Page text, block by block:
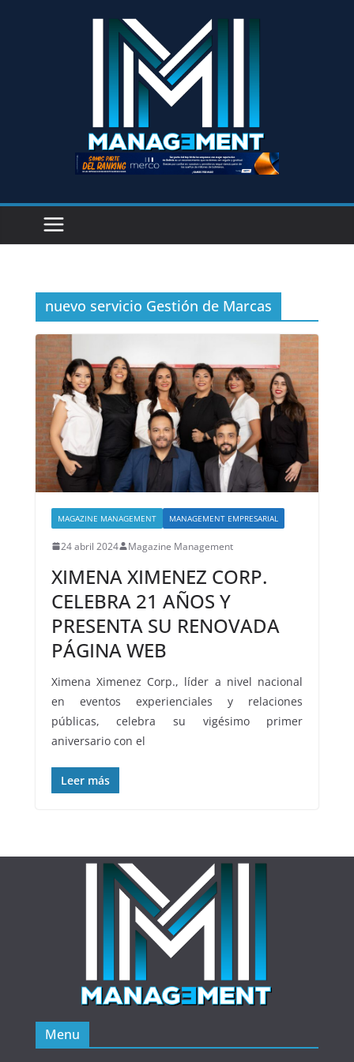
nuevo servicio Gestión de Marcas
MAGAZINE MANAGEMENT MANAGEMENT EMPRESARIAL
24 abril 2024 Magazine Management
XIMENA XIMENEZ CORP.
CELEBRA 21 AÑOS Y
PRESENTA SU RENOVADA
PÁGINA WEB
Ximena Ximenez Corp., líder a nivel nacional
en eventos experienciales y relaciones
públicas, celebra su vigésimo primer
aniversario con el
Leer más
Menu